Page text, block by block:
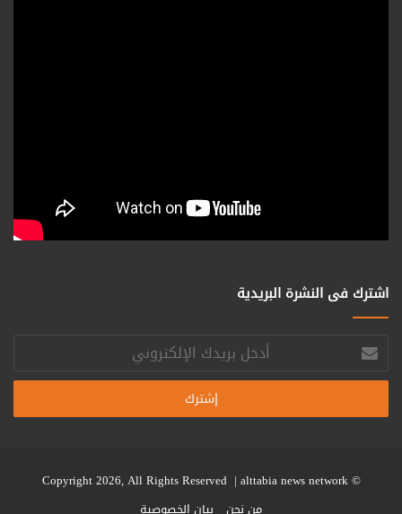
اشترك فى النشرة البريدية
أدخل
بريدك
الإلكتروني
© Copyright 2026, All Rights Reserved |
alttabia news network
من نحن
بيان الخصوصية